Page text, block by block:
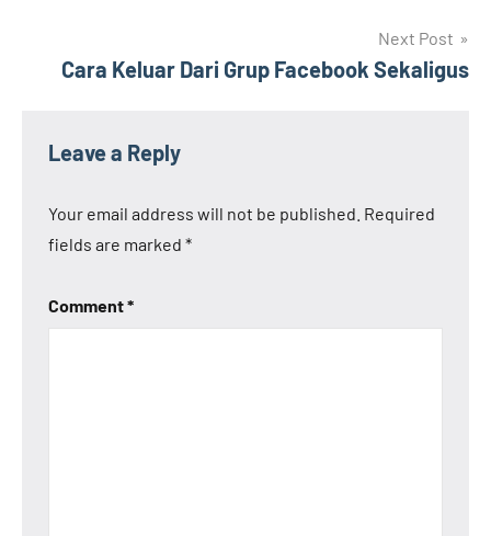
Next Post
Cara Keluar Dari Grup Facebook Sekaligus
Leave a Reply
Your email address will not be published. Required
fields are marked *
Comment*